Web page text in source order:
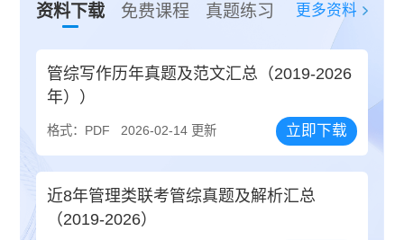
资料下载 免费课程 真题练习 更多资料
管综写作历年真题及范文汇总（2019-2026
年））
格式：PDF 2026-02-14 更新 立即下载
近8年管理类联考管综真题及解析汇总
（2019-2026）